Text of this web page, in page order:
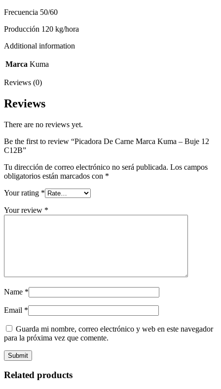
Frecuencia 50/60
Producción 120 kg/hora
Additional information
Marca Kuma
Reviews (0)
Reviews
There are no reviews yet.
Be the first to review “Picadora De Carne Marca Kuma – Buje 12
C12B”
Tu dirección de correo electrónico no será publicada. Los campos
obligatorios están marcados con *
Your rating *
Your review *
Name *
Email *
Guarda mi nombre, correo electrónico y web en este navegador
para la próxima vez que comente.
Related products